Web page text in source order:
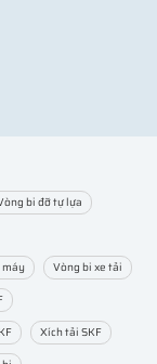
bi đỡ tự lựa
máy
Vòng bi xe tải
Xích tải SKF